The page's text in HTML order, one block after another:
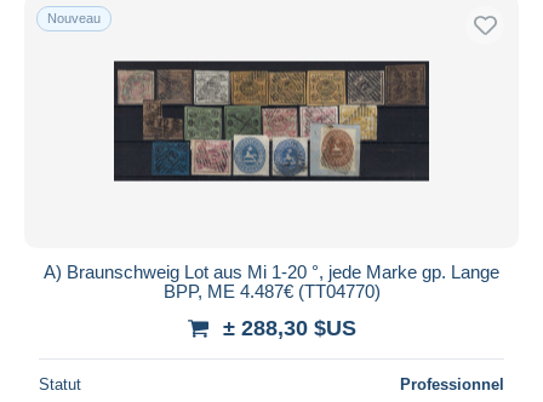
Nouveau
A) Braunschweig Lot aus Mi 1-20 °, jede Marke gp. Lange
BPP, ME 4.487€ (TT04770)
± 288,30 $US
Statut Professionnel